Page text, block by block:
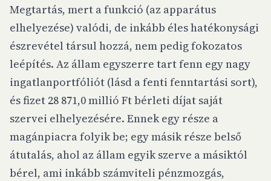
Megtartás, mert a funkció (az apparátus
elhelyezése) valódi, de inkább éles hatékonysági
észrevétel társul hozzá, nem pedig fokozatos
leépítés. Az állam egyszerre tart fenn egy nagy
ingatlanportfóliót (lásd a fenti fenntartási sort),
és fizet 28 871,0 millió Ft bérleti díjat saját
szervei elhelyezésére. Ennek egy része a
magánpiacra folyik be; egy másik része belső
átutalás, ahol az állam egyik szerve a másiktól
bérel, ami inkább számviteli pénzmozgás,